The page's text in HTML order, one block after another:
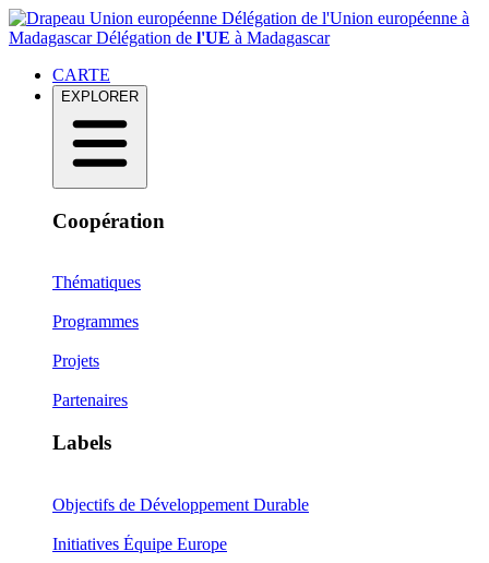
Délégation de l'Union européenne à
MadagascarDélégation de l'UE à Madagascar
CARTE
EXPLORER
Coopération
Thématiques
Programmes
Projets
Partenaires
Labels
Objectifs de Développement Durable
Initiatives Équipe Europe